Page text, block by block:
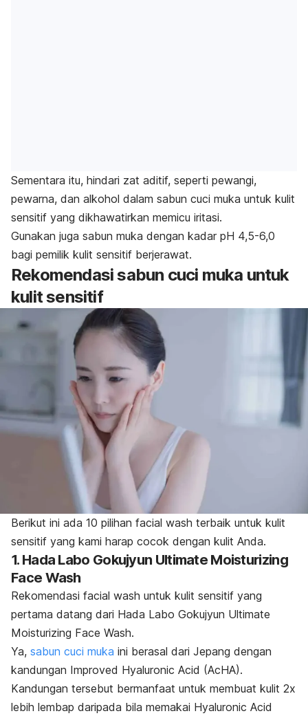
Sementara itu, hindari zat aditif, seperti pewangi,
pewarna, dan alkohol dalam sabun cuci muka untuk kulit
sensitif yang dikhawatirkan memicu iritasi.
Gunakan juga sabun muka dengan kadar pH 4,5-6,0
bagi pemilik kulit sensitif berjerawat.
Rekomendasi sabun cuci muka untuk
kulit sensitif
Berikut ini ada 10 pilihan facial wash terbaik untuk kulit
sensitif yang kami harap cocok dengan kulit Anda.
1. Hada Labo Gokujyun Ultimate Moisturizing
Face Wash
Rekomendasi facial wash untuk kulit sensitif yang
pertama datang dari Hada Labo Gokujyun Ultimate
Moisturizing Face Wash.
Ya, sabun cuci muka ini berasal dari Jepang dengan
kandungan Improved Hyaluronic Acid (AcHA).
Kandungan tersebut bermanfaat untuk membuat kulit 2x
lebih lembap daripada bila memakai Hyaluronic Acid